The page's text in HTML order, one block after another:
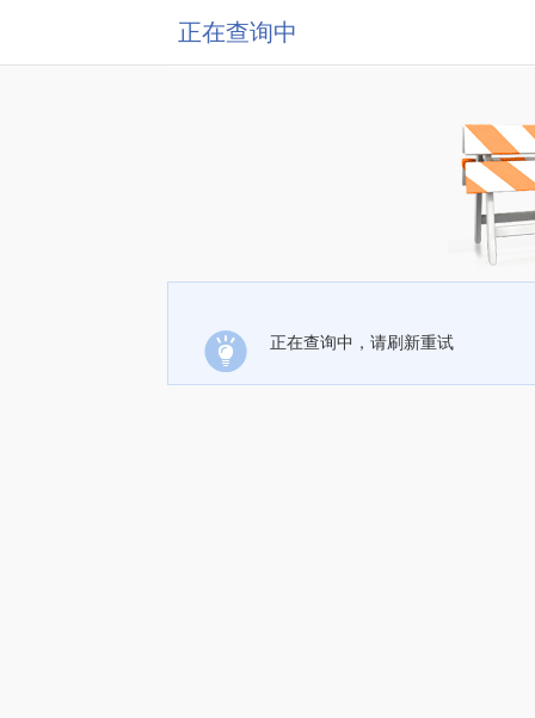
正在查询中
正在查询中，请刷新重试